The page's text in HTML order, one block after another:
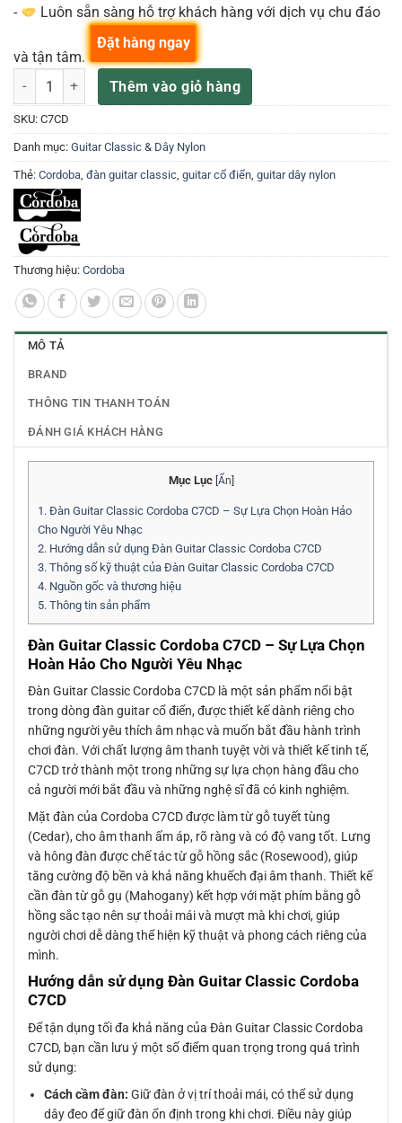
-
Luôn sẵn sàng hỗ trợ khách hàng với dịch vụ chu đáo
và tận tâm.
Đàn Guitar Classic Cordoba C7CD số lượng
Thêm vào giỏ hàng
Đặt hàng ngay
SKU: C7CD
Danh mục: Guitar Classic & Dây Nylon
Thẻ: Cordoba, đàn guitar classic, guitar cổ điển, guitar dây nylon
Thương hiệu: Cordoba
MÔ TẢ
BRAND
THÔNG TIN THANH TOÁN
ĐÁNH GIÁ KHÁCH HÀNG
Mục Lục [Ẩn]
1. Đàn Guitar Classic Cordoba C7CD – Sự Lựa Chọn Hoàn Hảo
Cho Người Yêu Nhạc
2. Hướng dẫn sử dụng Đàn Guitar Classic Cordoba C7CD
3. Thông số kỹ thuật của Đàn Guitar Classic Cordoba C7CD
4. Nguồn gốc và thương hiệu
5. Thông tin sản phẩm
Đàn Guitar Classic Cordoba C7CD – Sự Lựa Chọn
Hoàn Hảo Cho Người Yêu Nhạc
Đàn Guitar Classic Cordoba C7CD là một sản phẩm nổi bật
trong dòng đàn guitar cổ điển, được thiết kế dành riêng cho
những người yêu thích âm nhạc và muốn bắt đầu hành trình
chơi đàn. Với chất lượng âm thanh tuyệt vời và thiết kế tinh tế,
C7CD trở thành một trong những sự lựa chọn hàng đầu cho
cả người mới bắt đầu và những nghệ sĩ đã có kinh nghiệm.
Mặt đàn của Cordoba C7CD được làm từ gỗ tuyết tùng
(Cedar), cho âm thanh ấm áp, rõ ràng và có độ vang tốt. Lưng
và hông đàn được chế tác từ gỗ hồng sắc (Rosewood), giúp
tăng cường độ bền và khả năng khuếch đại âm thanh. Thiết kế
cần đàn từ gỗ gụ (Mahogany) kết hợp với mặt phím bằng gỗ
hồng sắc tạo nên sự thoải mái và mượt mà khi chơi, giúp
người chơi dễ dàng thể hiện kỹ thuật và phong cách riêng của
mình.
Hướng dẫn sử dụng Đàn Guitar Classic Cordoba
C7CD
Để tận dụng tối đa khả năng của Đàn Guitar Classic Cordoba
C7CD, bạn cần lưu ý một số điểm quan trọng trong quá trình
sử dụng:
Cách cầm đàn: Giữ đàn ở vị trí thoải mái, có thể sử dụng
dây đeo để giữ đàn ổn định trong khi chơi. Điều này giúp